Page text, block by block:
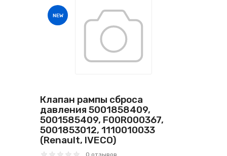
NEW
Клапан рампы сброса
давления 5001858409,
5001585409, F00R000367,
5001853012, 1110010033
(Renault, IVECO)
0 отзывов